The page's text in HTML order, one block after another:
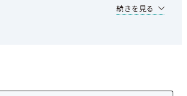
続きを見る